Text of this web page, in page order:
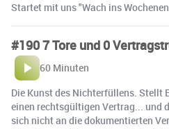
Startet mit uns "Wach ins
#190 7 Tore und 0
60 Minuten
Die Kunst des Nichterfüllens. Stellt
einen rechtsgültigen Vertrag... und
sich nicht an die dokumentierten